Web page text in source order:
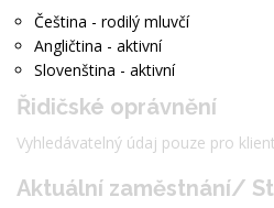
Čeština - rodilý mluvčí
Angličtina - aktivní
Slovenština - aktivní
Řidičské oprávnění
Vyhledávatelný údaj pouze pro
Aktuální zaměstnání/